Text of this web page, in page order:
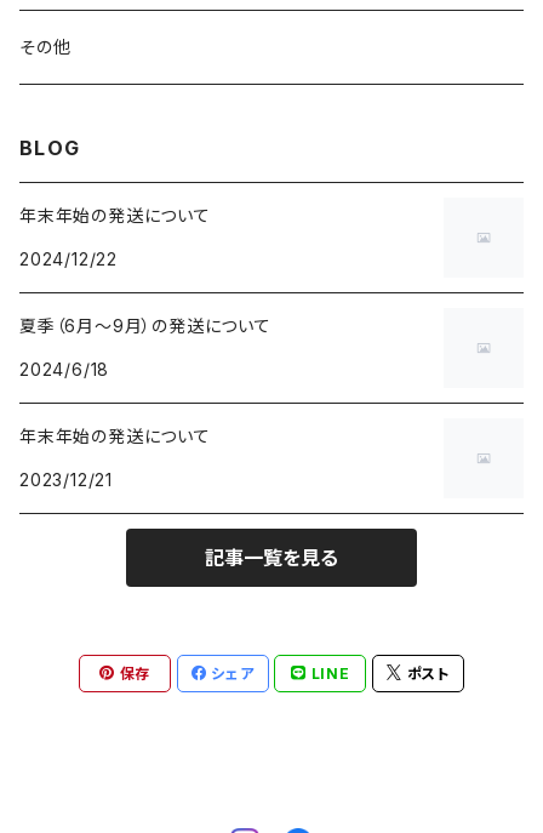
その他
BLOG
年末年始の発送について
2024/12/22
夏季（6月～9月）の発送について
2024/6/18
年末年始の発送について
2023/12/21
記事一覧を見る
保存 シェア LINE ポスト